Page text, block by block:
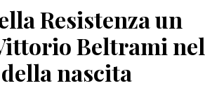
Resistenza un
Beltrami nel
nascita